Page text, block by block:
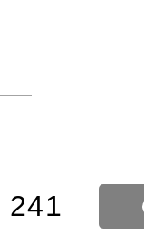
241